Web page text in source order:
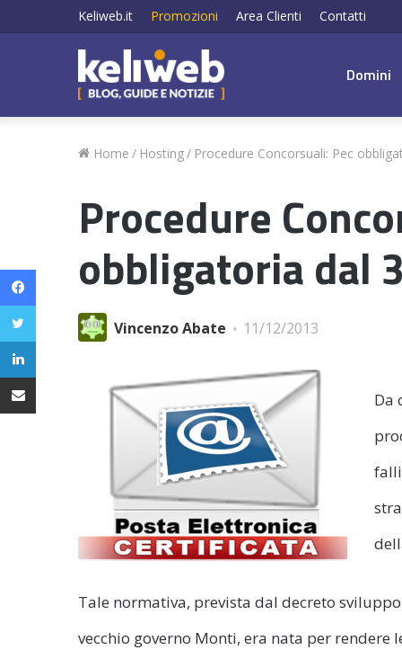
Keliweb.it Promozioni Area Clienti Contatti
Domini
Home / Hosting/ Procedure Concorsuali: Pec
Procedure
obbligatoria dal
Vincenzo Abate 11/12/2013
Da
Tale normativa, prevista dal decreto
vecchio governo Monti, era nata per
Facebook
Twitter
LinkedIn
Condividi via email